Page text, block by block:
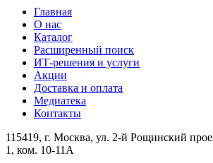
Главная
О нас
Каталог
Расширенный поиск
ИТ-решения и услуги
Акции
Доставка и оплата
Медиатека
Контакты
115419, г. Москва, ул. 2-й Рощинский
1, ком. 10-11А